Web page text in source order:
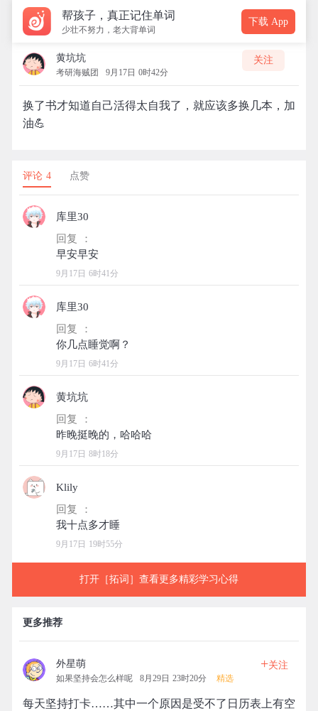
帮孩子，真正记住单词
少壮不努力，老大背单词
下载 App
黄坑坑
考研海贼团 9月17日 0时42分
关注
换了书才知道自己活得太自我了，就应该多换几本，加
油💪
评论 4 点赞
库里30
回复 ：
9月17日 6时41分
库里30
回复 ：
9月17日 6时41分
黄坑坑
回复 ：
9月17日 8时18分
Klily
回复 ：
9月17日 19时55分
打开［拓词］查看更多精彩学习心得
更多推荐
外星萌
如果坚持会怎么样呢 8月29日 23时20分 精选
+关注
每天坚持打卡……其中一个原因是受不了日历表上有空